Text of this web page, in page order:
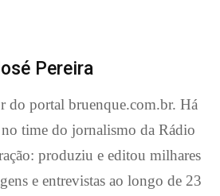
Pereira
do portal bruenque.com.br. Há
no time do jornalismo da Rádio
produziu e editou milhares
e entrevistas ao longo de 23